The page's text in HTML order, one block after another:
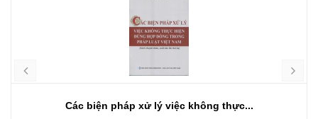
Các biện pháp xử lý việc không thực...